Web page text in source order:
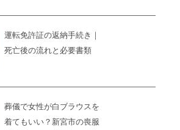
運転免許証の返納手続き｜
死亡後の流れと必要書類
葬儀で女性が白ブラウスを
着てもいい？新宮市の喪服